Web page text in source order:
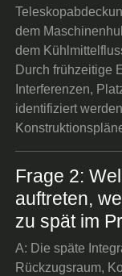
dem
dem
Durch frühzeitige
Interferenzen,
identifiziert
Frage 2:
auftreten,
zu spät im
A: Die späte
Rückzugsraum,